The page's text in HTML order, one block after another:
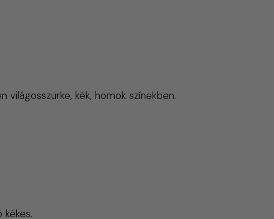
kék, homok színekben.